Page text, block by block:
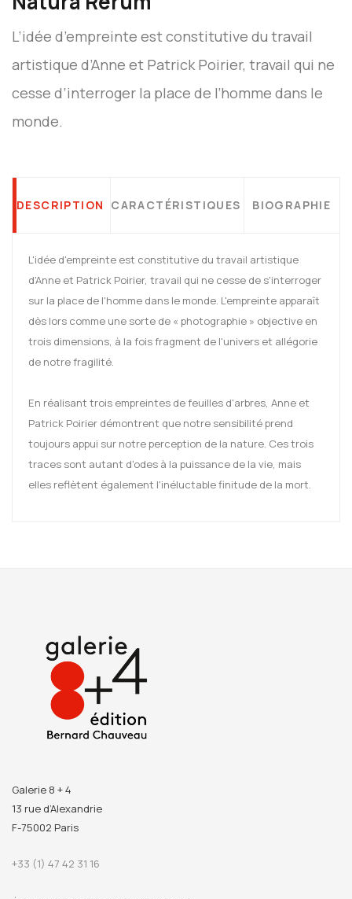
L’idée d’empreinte est constitutive du travail
artistique d’Anne et Patrick Poirier, travail qui ne
cesse d’interroger la place de l’homme dans le
monde.
DESCRIPTION CARACTÉRISTIQUES BIOGRAPHIE
L'idée d'empreinte est constitutive du travail artistique
d'Anne et Patrick Poirier, travail qui ne cesse de s'interroger
sur la place de l'homme dans le monde. L'empreinte apparaît
dès lors comme une sorte de « photographie » objective en
trois dimensions, à la fois fragment de l'univers et allégorie
de notre fragilité.
En réalisant trois empreintes de feuilles d'arbres, Anne et
Patrick Poirier démontrent que notre sensibilité prend
toujours appui sur notre perception de la nature. Ces trois
traces sont autant d'odes à la puissance de la vie, mais
elles reflètent également l'inéluctable finitude de la mort.
Galerie 8 + 4
13 rue d’Alexandrie
F-75002 Paris
+33 (1) 47 42 31 16